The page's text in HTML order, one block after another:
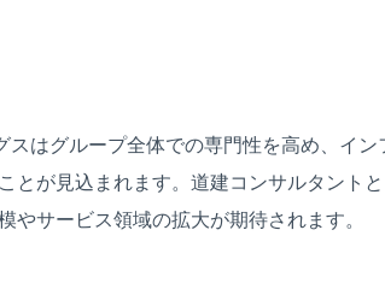
はグループ全体での専門性を高め、イ
とが見込まれます。道建コンサルタント
やサービス領域の拡大が期待されます。